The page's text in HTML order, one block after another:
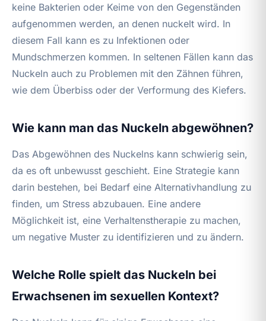
keine Bakterien oder Keime von den Gegenständen
aufgenommen werden, an denen nuckelt wird. In
diesem Fall kann es zu Infektionen oder
Mundschmerzen kommen. In seltenen Fällen kann das
Nuckeln auch zu Problemen mit den Zähnen führen,
wie dem Überbiss oder der Verformung des Kiefers.
Wie kann man das Nuckeln abgewöhnen?
Das Abgewöhnen des Nuckelns kann schwierig sein,
da es oft unbewusst geschieht. Eine Strategie kann
darin bestehen, bei Bedarf eine Alternativhandlung zu
finden, um Stress abzubauen. Eine andere
Möglichkeit ist, eine Verhaltenstherapie zu machen,
um negative Muster zu identifizieren und zu ändern.
Welche Rolle spielt das Nuckeln bei
Erwachsenen im sexuellen Kontext?